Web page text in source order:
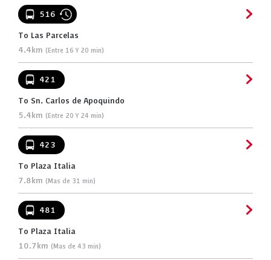
516
To Las Parcelas
4.4km (Entre 16 Y 20 min)
421
To Sn. Carlos de Apoquindo
5.4km (Entre 20 Y 24 min)
423
To Plaza Italia
7.8km (Mas de 31 min)
481
To Plaza Italia
10.7km (Mas de 43 min)